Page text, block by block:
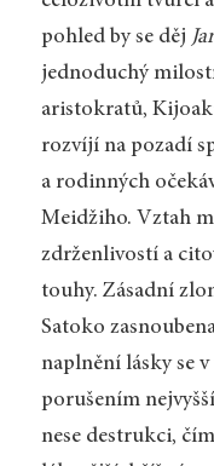
pohled by se děj
jednoduchý
aristokratů,
rozvíjí na pozadí
a rodinných
Meidžiho. Vztah
zdrženlivostí a
touhy. Zásadní
Satoko
naplnění lásky se
porušením
nese destrukci,